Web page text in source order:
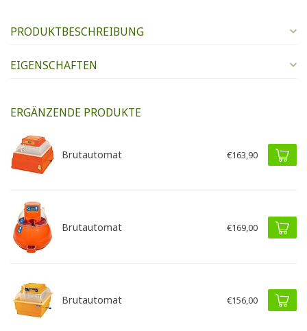
PRODUKTBESCHREIBUNG
EIGENSCHAFTEN
ERGÄNZENDE PRODUKTE
Brutautomat €163,90
Brutautomat €169,00
Brutautomat €156,00